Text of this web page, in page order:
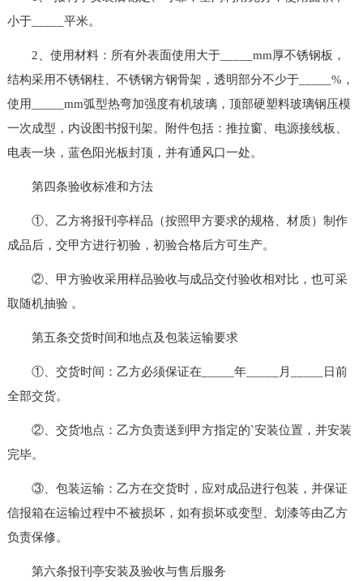
小于_____平米。
2、使用材料：所有外表面使用大于_____mm厚不锈钢板，
结构采用不锈钢柱、不锈钢方钢骨架，透明部分不少于_____%，
使用_____mm弧型热弯加强度有机玻璃，顶部硬塑料玻璃钢压模
一次成型，内设图书报刊架。附件包括：推拉窗、电源接线板、
电表一块，蓝色阳光板封顶，并有通风口一处。
第四条验收标准和方法
①、乙方将报刊亭样品（按照甲方要求的规格、材质）制作
成品后，交甲方进行初验，初验合格后方可生产。
②、甲方验收采用样品验收与成品交付验收相对比，也可采
取随机抽验 。
第五条交货时间和地点及包装运输要求
①、交货时间：乙方必须保证在_____年_____月_____日前
全部交货。
②、交货地点：乙方负责送到甲方指定的`安装位置，并安装
完毕。
③、包装运输：乙方在交货时，应对成品进行包装，并保证
信报箱在运输过程中不被损坏，如有损坏或变型、划漆等由乙方
负责保修。
第六条报刊亭安装及验收与售后服务